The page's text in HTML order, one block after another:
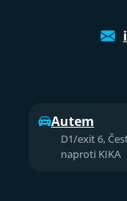
Autem
D1/exit 6,
naproti KIKA